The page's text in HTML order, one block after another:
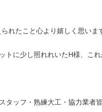
れたこと心より嬉しく思いま
トに少し照れれいたH様、こ
タッフ・熟練大工・協力業者